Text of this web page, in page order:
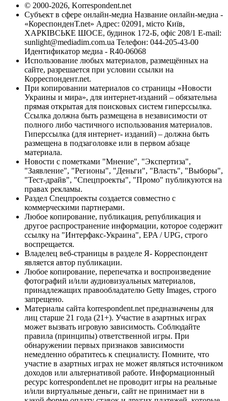
© 2000-2026, Korrespondent.net
Субъект в сфере онлайн-медиа Название онлайн-медиа -
«КореспонденТ.net» Адрес: 02091, місто Київ,
ХАРКІВСЬКЕ ШОСЕ, будинок 172-Б, офіс 208/1 E-mail:
sunlight@mediadim.com.ua Телефон: 044-205-43-00
Идентификатор медиа - R40-06068
Использование любых материалов, размещённых на
сайте, разрешается при условии ссылки на
Корреспондент.net.
При копировании материалов со страницы «Новости
Украины и мира», для интернет-изданий – обязательна
прямая открытая для поисковых систем гиперссылка.
Ссылка должна быть размещена в независимости от
полного либо частичного использования материалов.
Гиперссылка (для интернет- изданий) – должна быть
размещена в подзаголовке или в первом абзаце
материала.
Новости с пометками "Мнение", "Экспертиза",
"Заявление", "Регионы", "Деньги", "Власть", "Выборы",
"Тест-драйв", "Спецпроекты", "Промо" публикуются на
правах рекламы.
Раздел Спецпроекты создается совместно с
коммерческими партнерами.
Любое копирование, публикация, републикация и
другое распространение информации, которое содержит
ссылку на "Интерфакс-Украина", EPA / UPG, строго
воспрещается.
Владелец веб-страницы в разделе Я- Корреспондент
является автор публикации.
Любое копирование, перепечатка и воспроизведение
фотографий и/или аудиовизуальных материалов,
принадлежащих правообладателю Getty Images, строго
запрещено.
Материалы сайта korrespondent.net предназначены для
лиц старше 21 года (21+). Участие в азартных играх
может вызвать игровую зависимость. Соблюдайте
правила (принципы) ответственной игры. При
обнаружении первых признаков зависимости
немедленно обратитесь к специалисту. Помните, что
участие в азартных играх не может являться источником
доходов или альтернативой работе. Информационный
ресурс korrespondent.net не проводит игры на реальные
и/или виртуальные деньги, сайт не принимает ни в